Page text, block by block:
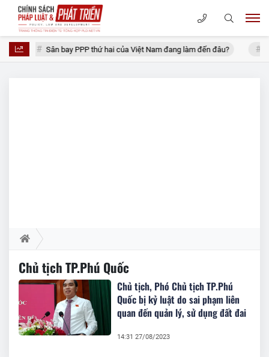
Sân bay PPP thứ hai của Việt Nam đang làm đến đâu? Lộ
Chủ tịch TP.Phú Quốc
Chủ tịch, Phó Chủ tịch TP.Phú
Quốc bị kỷ luật do sai phạm liên
quan đến quản lý, sử dụng đất đai
14:31 27/08/2023